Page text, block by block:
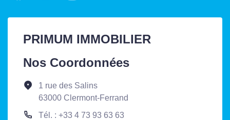
PRIMUM IMMOBILIER
Nos Coordonnées
1 rue des Salins
63000 Clermont-Ferrand
Tél. : +33 4 73 93 63 63